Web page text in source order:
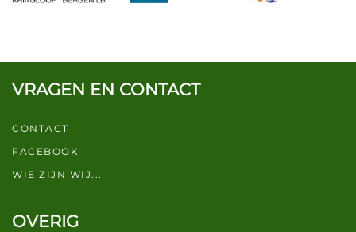
VRAGEN EN CONTACT
CONTACT
FACEBOOK
WIE ZIJN WIJ...
OVERIG